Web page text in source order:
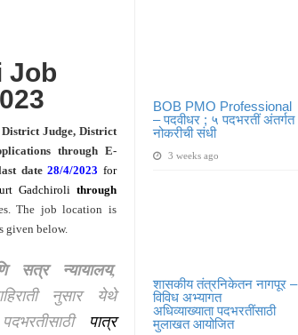
BOB PMO Professional
– पदवीधर ; ५ पदभरतीं अंतर्गत
नोकरीची संधी
3 weeks ago
शासकीय तंत्रनिकेतन नागपूर –
विविध अभ्यागत
अधिव्याख्याता पदभरतींसाठी
मुलाखत आयोजित
Job
Judge, District
through E-
date28/4/2023 for
Gadchiroli through
The job location is
given below.
सत्र न्यायालय,
नुसार येथे
पात्र